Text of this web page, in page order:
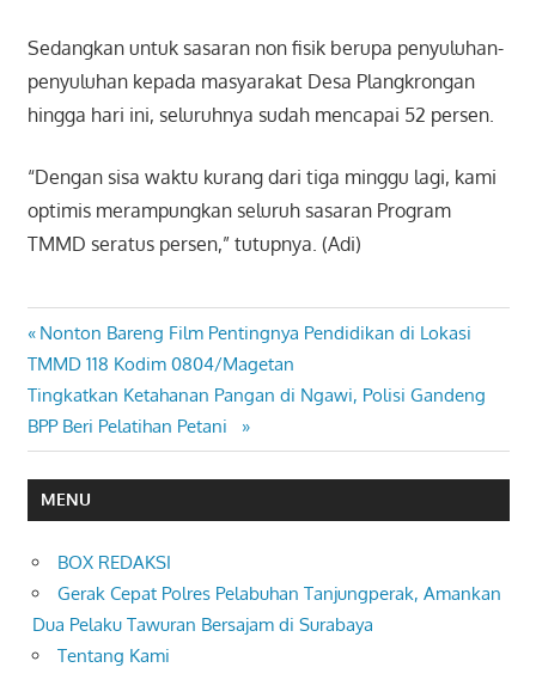
Sedangkan untuk sasaran non fisik berupa penyuluhan-
penyuluhan kepada masyarakat Desa Plangkrongan
hingga hari ini, seluruhnya sudah mencapai 52 persen.
“Dengan sisa waktu kurang dari tiga minggu lagi, kami
optimis merampungkan seluruh sasaran Program
TMMD seratus persen,” tutupnya. (Adi)
Navigasi
pos
Previous
Post:
Nonton Bareng Film Pentingnya Pendidikan di Lokasi
TMMD 118 Kodim 0804/Magetan
Next
Post:
Tingkatkan Ketahanan Pangan di Ngawi, Polisi Gandeng
BPP Beri Pelatihan Petani
MENU
BOX REDAKSI
Gerak Cepat Polres Pelabuhan Tanjungperak, Amankan
Dua Pelaku Tawuran Bersajam di Surabaya
Tentang Kami